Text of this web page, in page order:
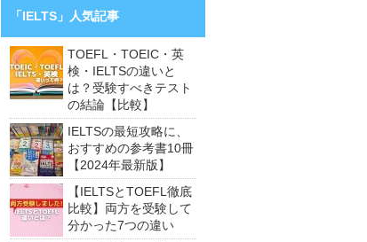
「IELTS」人気記事
TOEFL・TOEIC・英
検・IELTSの違いと
は？受験すべきテスト
の結論【比較】
IELTSの最短攻略に、
おすすめの参考書10冊
【2024年最新版】
【IELTSとTOEFL徹底
比較】両方を受験して
分かった7つの違い